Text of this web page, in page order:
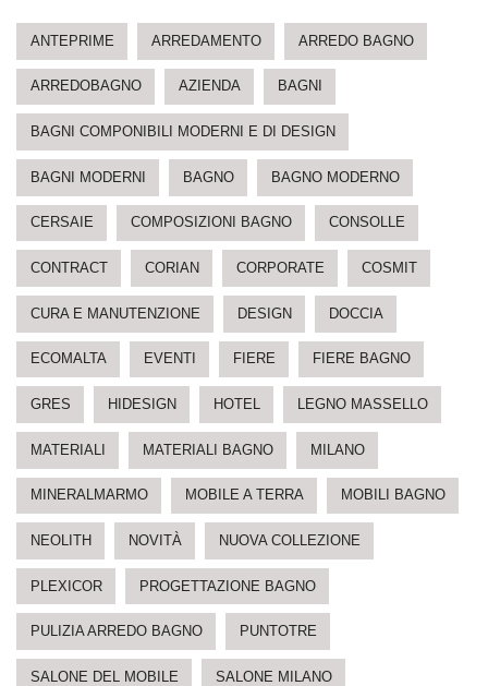
ANTEPRIME ARREDAMENTO ARREDO BAGNO
ARREDOBAGNO AZIENDA BAGNI
BAGNI COMPONIBILI MODERNI E DI DESIGN
BAGNI MODERNI BAGNO BAGNO MODERNO
CERSAIE COMPOSIZIONI BAGNO CONSOLLE
CONTRACT CORIAN CORPORATE COSMIT
CURA E MANUTENZIONE DESIGN DOCCIA
ECOMALTA EVENTI FIERE FIERE BAGNO
GRES HIDESIGN HOTEL LEGNO MASSELLO
MATERIALI MATERIALI BAGNO MILANO
MINERALMARMO MOBILE A TERRA MOBILI BAGNO
NEOLITH NOVITÀ NUOVA COLLEZIONE
PLEXICOR PROGETTAZIONE BAGNO
PULIZIA ARREDO BAGNO PUNTOTRE
SALONE DEL MOBILE SALONE MILANO